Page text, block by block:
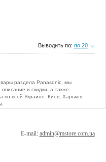
Выводить по: по 20
раздела Panasonic, мы
и скидки, а также
по всей Украине: Киев, Харьков,
E-mail: admin@mstore.com.ua